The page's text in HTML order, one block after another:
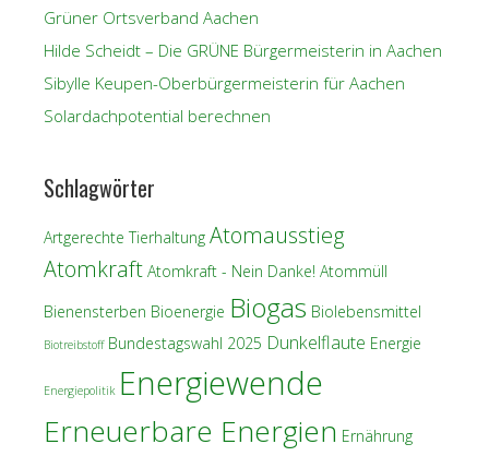
Grüner Ortsverband Aachen
Hilde Scheidt – Die GRÜNE Bürgermeisterin in Aachen
Sibylle Keupen-Oberbürgermeisterin für Aachen
Solardachpotential berechnen
Schlagwörter
Artgerechte Tierhaltung Atomausstieg
Atomkraft Atomkraft - Nein Danke! Atommüll
Bienensterben Bioenergie Biogas Biolebensmittel
Biotreibstoff Bundestagswahl 2025 Dunkelflaute Energie
Energiepolitik Energiewende
Erneuerbare Energien Ernährung